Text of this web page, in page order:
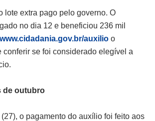
lote extra pago pelo governo. O
no dia 12 e beneficiou 236 mil
www.cidadania.gov.br/auxilioo
conferir se foi considerado elegível a
de outubro
o pagamento do auxílio foi feito aos